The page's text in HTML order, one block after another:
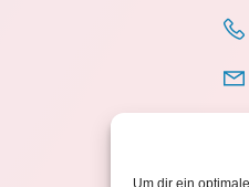
Um dir ein